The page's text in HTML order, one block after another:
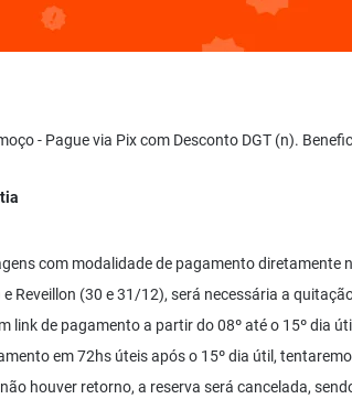
- Pague via Pix com Desconto DGT (n).
com modalidade de pagamento diretamente
Reveillon (30 e 31/12), será necessária a
link de pagamento a partir do 08º até o 15º dia
em 72hs úteis após o 15º dia útil,
houver retorno, a reserva será cancelada,